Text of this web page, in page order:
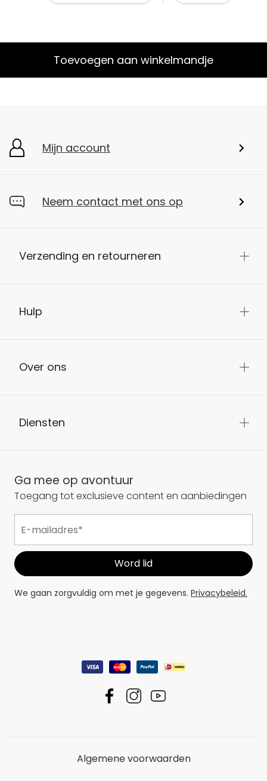
Toevoegen aan winkelmandje
Mijn account
Neem contact met ons op
Verzending en retourneren
Hulp
Over ons
Diensten
Ga mee op avontuur
Toegang tot exclusieve content en aanbiedingen
We gaan zorgvuldig om met je gegevens. Privacybeleid.
Algemene voorwaarden